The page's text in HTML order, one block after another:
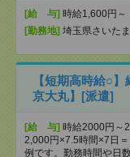
[給 与] 時給1,600円～
[勤務地] 埼玉県さいた
【短期高時給○
京大丸】[派遣]
[給 与] 時給2000円～
2,000円×7.5時間×7日
例です。勤務時間や日